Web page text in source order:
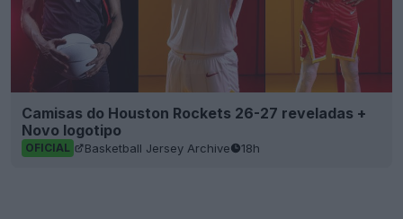
Camisas do Houston Rockets 26-27 reveladas +
Novo logotipo
OFICIAL Basketball Jersey Archive 18h